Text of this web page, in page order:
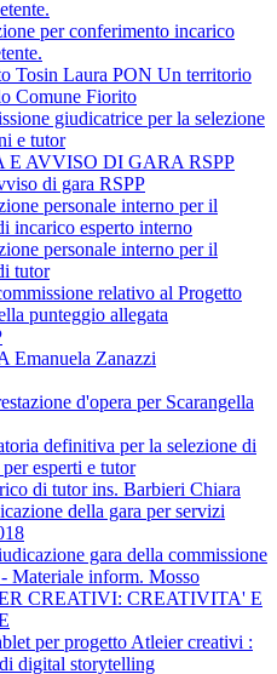
per conferimento incarico
Tosin Laura PON Un territorio
Comune Fiorito
giudicatrice per la selezione
e tutor
E AVVISO DI GARA RSPP
di gara RSPP
personale interno per il
incarico esperto interno
personale interno per il
tutor
relativo al Progetto
punteggio allegata
Emanuela Zanazzi
d'opera per Scarangella
definitiva per la selezione di
esperti e tutor
di tutor ins. Barbieri Chiara
della gara per servizi
gara della commissione
Materiale inform. Mosso
CREATIVI: CREATIVITA' E
per progetto Atleier creativi :
digital storytelling